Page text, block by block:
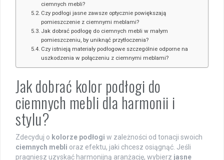
ciemnych mebli?
Czy podłogi jasne zawsze optycznie powiększają
pomieszczenie z ciemnymi meblami?
Jak dobrać podłogę do ciemnych mebli w małym
pomieszczeniu, by uniknąć przytłoczenia?
Czy istnieją materiały podłogowe szczególnie odporne na
uszkodzenia w połączeniu z ciemnymi meblami?
Jak dobrać kolor podłogi do
ciemnych mebli dla harmonii i
stylu?
Zdecyduj o kolorze podłogi w zależności od tonacji swoich
ciemnych mebli oraz efektu, jaki chcesz osiągnąć. Jeśli
pragniesz uzyskać harmonijną aranżację, wybierz jasne